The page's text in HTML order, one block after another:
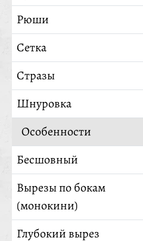
Рюши
Сетка
Стразы
Шнуровка
Особенности
Бесшовный
Вырезы по бокам
(монокини)
Глубокий вырез